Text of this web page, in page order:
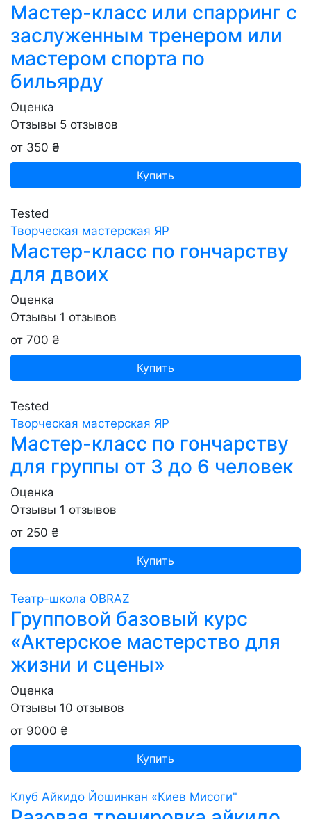
Мастер-класс или спарринг с
заслуженным тренером или
мастером спорта по
бильярду
Оценка
Отзывы 5 отзывов
от 350 ₴
Купить
Tested
Творческая мастерская ЯР
Мастер-класс по гончарству
для двоих
Оценка
Отзывы 1 отзывов
от 700 ₴
Купить
Tested
Творческая мастерская ЯР
Мастер-класс по гончарству
для группы от 3 до 6 человек
Оценка
Отзывы 1 отзывов
от 250 ₴
Купить
Театр-школа OBRAZ
Групповой базовый курс
«Актерское мастерство для
жизни и сцены»
Оценка
Отзывы 10 отзывов
от 9000 ₴
Купить
Клуб Айкидо Йошинкан «Киев Мисоги"